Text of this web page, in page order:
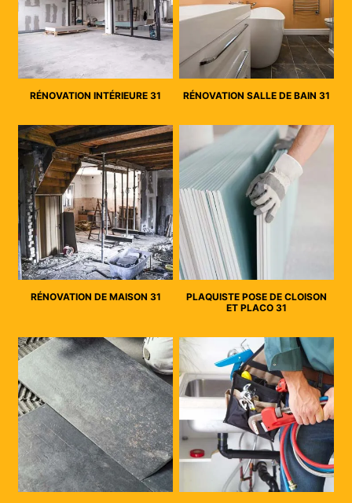
RÉNOVATION INTÉRIEURE 31 RÉNOVATION SALLE DE BAIN 31
RÉNOVATION DE MAISON 31
PLAQUISTE POSE DE CLOISON
ET PLACO 31